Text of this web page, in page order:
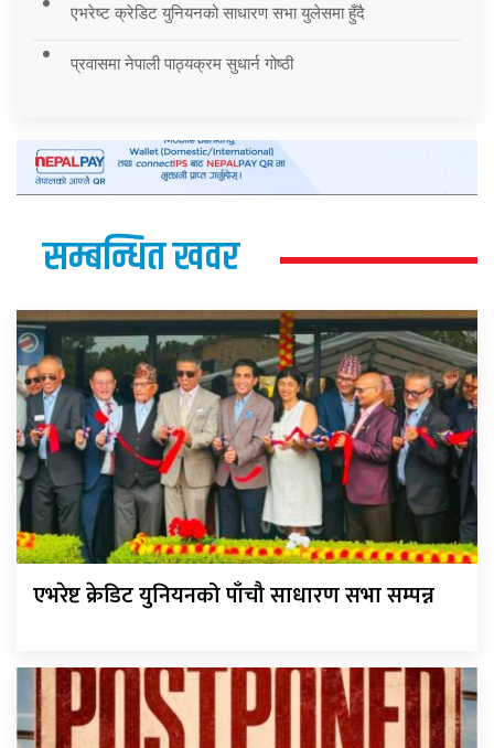
एभरेष्ट क्रेडिट युनियनको साधारण सभा युलेसमा हुँदै
प्रवासमा नेपाली पाठ्यक्रम सुधार्न गोष्ठी
सम्बन्धित खवर
एभरेष्ट क्रेडिट युनियनको पाँचौ साधारण सभा सम्पन्न